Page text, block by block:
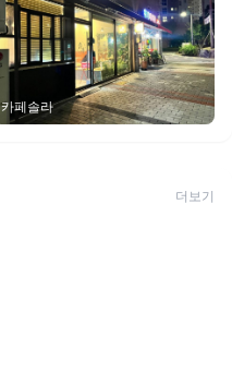
카페솔라
더보기